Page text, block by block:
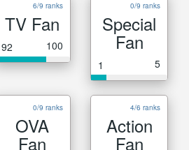
6/9 ranks
TV Fan
92 100
0/9 ranks
Special
Fan
1 5
0/9 ranks
OVA
Fan
4/6 ranks
Action
Fan